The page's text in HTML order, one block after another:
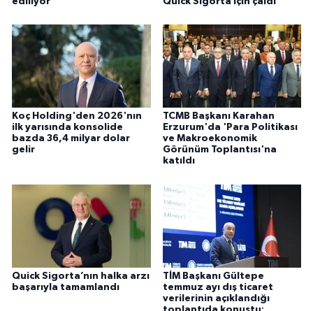
Koç Holding'den 2026'nın
ilk yarısında konsolide
bazda 36,4 milyar dolar
gelir
TCMB Başkanı Karahan
Erzurum'da 'Para Politikası
ve Makroekonomik
Görünüm Toplantısı'na
katıldı
Quick Sigorta’nın halka arzı
başarıyla tamamlandı
TİM Başkanı Gültepe
temmuz ayı dış ticaret
verilerinin açıklandığı